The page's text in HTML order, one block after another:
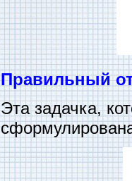
Правильный
Эта задачка,